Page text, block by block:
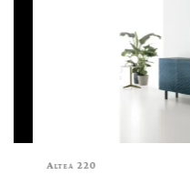
Altea 220